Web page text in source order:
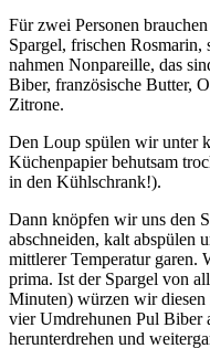
Für zwei Personen
Spargel, frischen
nahmen Nonpareille, das
Biber, französische Butter,
Zitrone.
Den Loup spülen wir unter
Küchenpapier behutsam
in den Kühlschrank!).
Dann knöpfen wir uns den
abschneiden, kalt abspülen
mittlerer Temperatur garen.
prima. Ist der Spargel von
Minuten) würzen wir diesen
vier Umdrehunen Pul Biber
herunterdrehen und